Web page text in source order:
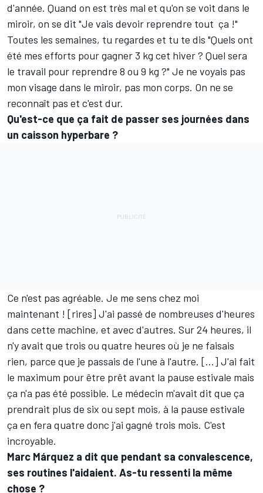
d'année. Quand on est très mal et qu'on se voit dans le
miroir, on se dit "Je vais devoir reprendre tout ça !"
Toutes les semaines, tu regardes et tu te dis "Quels ont
été mes efforts pour gagner 3 kg cet hiver ? Quel sera
le travail pour reprendre 8 ou 9 kg ?" Je ne voyais pas
mon visage dans le miroir, pas mon corps. On ne se
reconnaît pas et c'est dur.
Qu'est-ce que ça fait de passer ses journées dans
un caisson hyperbare ?
Ce n'est pas agréable. Je me sens chez moi
maintenant ! [rires] J'ai passé de nombreuses d'heures
dans cette machine, et avec d'autres. Sur 24 heures, il
n'y avait que trois ou quatre heures où je ne faisais
rien, parce que je passais de l'une à l'autre. [...] J'ai fait
le maximum pour être prêt avant la pause estivale mais
ça n'a pas été possible. Le médecin m'avait dit que ça
prendrait plus de six ou sept mois, à la pause estivale
ça en fera quatre donc j'ai gagné trois mois. C'est
incroyable.
Marc Márquez a dit que pendant sa convalescence,
ses routines l'aidaient. As-tu ressenti la même
chose ?